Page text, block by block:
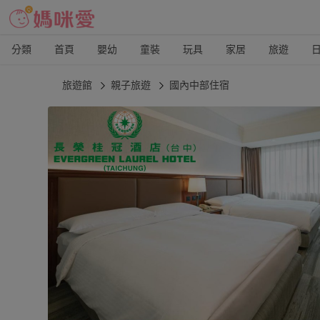
分類 首頁 嬰幼 童裝 玩具 家居 旅遊
旅遊館 親子旅遊 國內中部住宿